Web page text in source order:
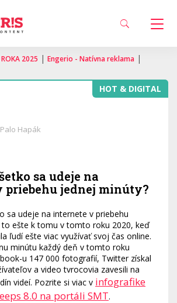
2025 | Engerio - Natívna reklama |
HOT & DIGITAL
Hapák
sa udeje na
priebehu jednej minúty?
sa udeje na internete v priebehu
ešte k tomu v tomto roku 2020, keď
ľudí ešte viac využívať svoj čas online.
minútu každý deň v tomto roku
u 147 000 fotografií, Twitter získal
a video tvrocovia zavesili na
videí. Pozrite si viac v infografike
8.0 na portáli SMT.